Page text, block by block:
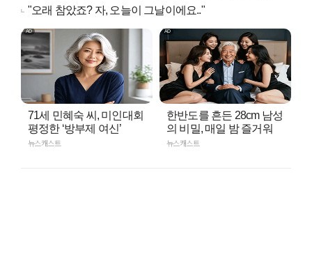
"오래 참았죠? 자, 오늘이 그날이에요.."
71세 민혜숙 씨, 미인대회
평정한 ‘방부제 여신’
뉴스캐스트
한반도를 흔든 28cm 남성
의 비밀, 매일 밤 즐거워
뉴스캐스트